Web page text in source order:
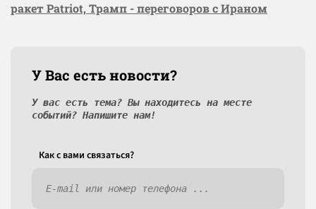
ракет Patriot, Трамп - переговоров с Ираном
У Вас есть новости?
У вас есть тема? Вы находитесь на месте
событий? Напишите нам!
Как c вами связаться?